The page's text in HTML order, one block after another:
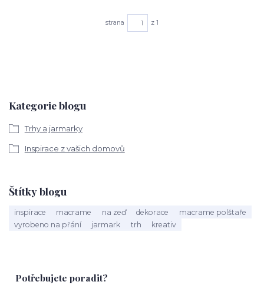
Kategorie blogu
Trhy a jarmarky
Inspirace z vašich domovů
Štítky blogu
inspirace macrame na zeď dekorace
macrame polštaře
vyrobeno na přání
jarmark trh kreativ
Potřebujete poradit?
strana z 1